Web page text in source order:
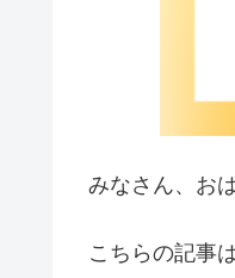
みなさん、お
こちらの記事